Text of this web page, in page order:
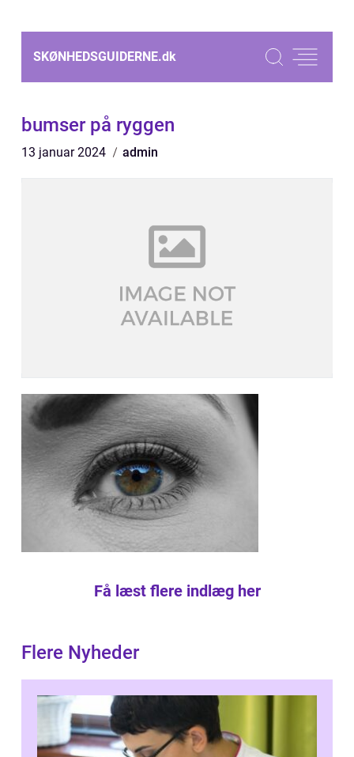
SKØNHEDSGUIDERNE.dk
bumser på ryggen
13 januar 2024 admin
Få læst flere indlæg her
Flere Nyheder